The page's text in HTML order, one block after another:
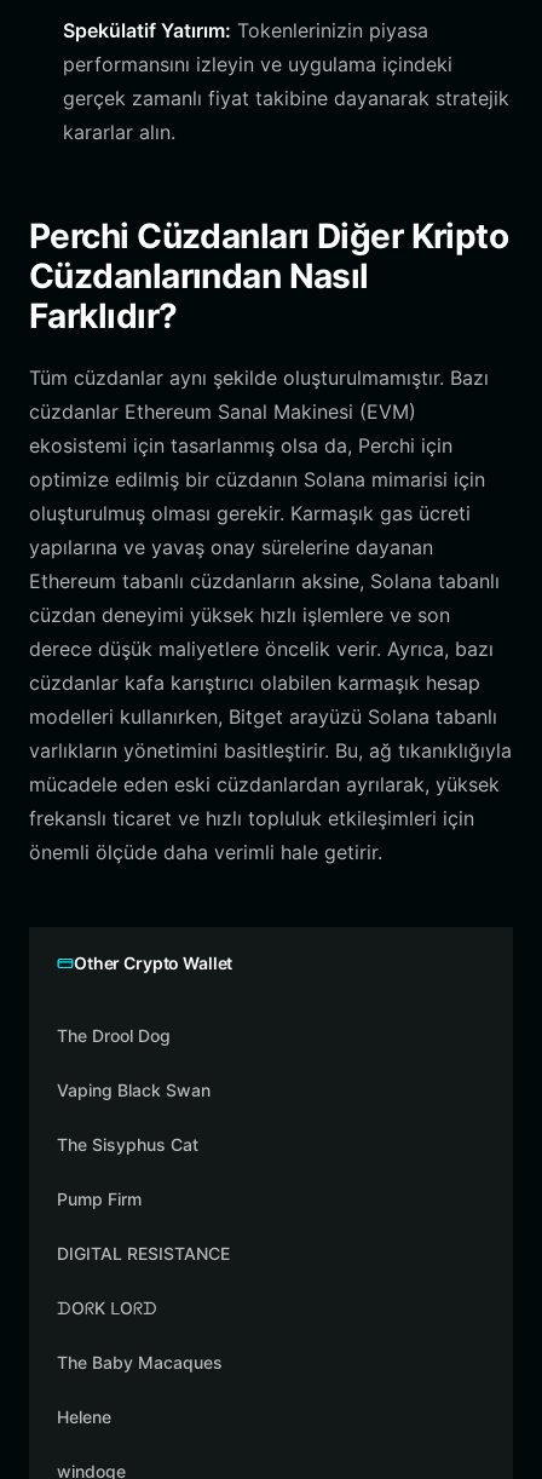
Spekülatif Yatırım: Tokenlerinizin piyasa
performansını izleyin ve uygulama içindeki
gerçek zamanlı fiyat takibine dayanarak stratejik
kararlar alın.
Perchi Cüzdanları Diğer Kripto
Cüzdanlarından Nasıl
Farklıdır?
Tüm cüzdanlar aynı şekilde oluşturulmamıştır. Bazı
cüzdanlar Ethereum Sanal Makinesi (EVM)
ekosistemi için tasarlanmış olsa da, Perchi için
optimize edilmiş bir cüzdanın Solana mimarisi için
oluşturulmuş olması gerekir. Karmaşık gas ücreti
yapılarına ve yavaş onay sürelerine dayanan
Ethereum tabanlı cüzdanların aksine, Solana tabanlı
cüzdan deneyimi yüksek hızlı işlemlere ve son
derece düşük maliyetlere öncelik verir. Ayrıca, bazı
cüzdanlar kafa karıştırıcı olabilen karmaşık hesap
modelleri kullanırken, Bitget arayüzü Solana tabanlı
varlıkların yönetimini basitleştirir. Bu, ağ tıkanıklığıyla
mücadele eden eski cüzdanlardan ayrılarak, yüksek
frekanslı ticaret ve hızlı topluluk etkileşimleri için
önemli ölçüde daha verimli hale getirir.
Other Crypto Wallet
The Drool Dog
Vaping Black Swan
The Sisyphus Cat
Pump Firm
DIGITAL RESISTANCE
ᗪOᖇK ᒪOᖇᗪ
The Baby Macaques
Helene
windoge